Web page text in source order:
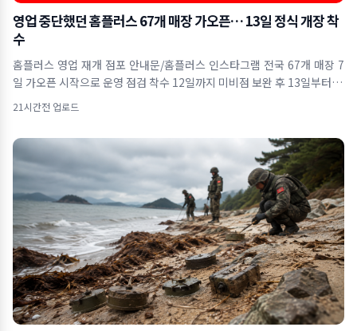
영업 중단했던 홈플러스 67개 매장 가오픈… 13일 정식 개장 착
수
홈플러스 영업 재개 점포 안내문/홈플러스 인스타그램 전국 67개 매장 7
일 가오픈 시작으로 운영 점검 착수 12일까지 미비점 보완 후 13일부터 본
격
21시간전 업로드